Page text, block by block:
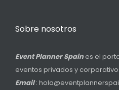
Sobre nosotros
Event Planner Spain es el
eventos privados y
Email: